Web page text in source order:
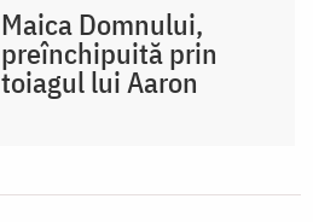
Maica Domnului,
preînchipuită prin
toiagul lui Aaron